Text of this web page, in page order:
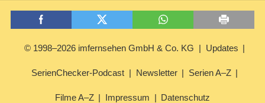
© 1998–2026 imfernsehen GmbH & Co. KG Updates
SerienChecker-Podcast Newsletter Serien A–Z
Filme A–Z Impressum Datenschutz